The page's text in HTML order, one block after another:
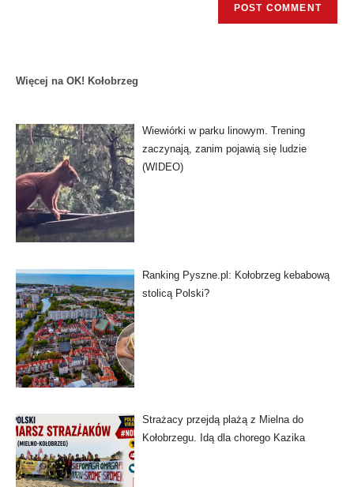
Więcej na OK! Kołobrzeg
Wiewiórki w parku linowym. Trening
zaczynają, zanim pojawią się ludzie
(WIDEO)
Ranking Pyszne.pl: Kołobrzeg kebabową
stolicą Polski?
Strażacy przejdą plażą z Mielna do
Kołobrzegu. Idą dla chorego Kazika